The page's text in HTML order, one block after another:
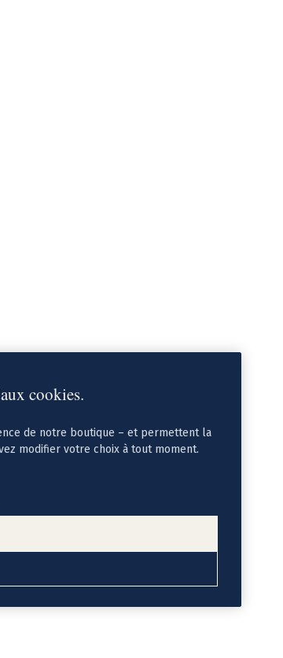
cookies.
de notre boutique – et permettent la
modifier votre choix à tout moment.